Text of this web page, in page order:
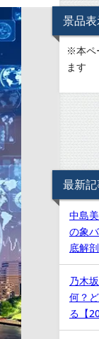
景品
※本ペ
ます
最新
中島
の象
底解剖
乃木
何？
る【